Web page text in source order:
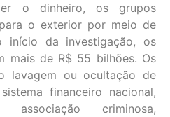
o dinheiro, os grupos
o exterior por meio de
início da investigação, os
mais de R$ 55 bilhões. Os
lavagem ou ocultação de
financeiro nacional,
associação criminosa,